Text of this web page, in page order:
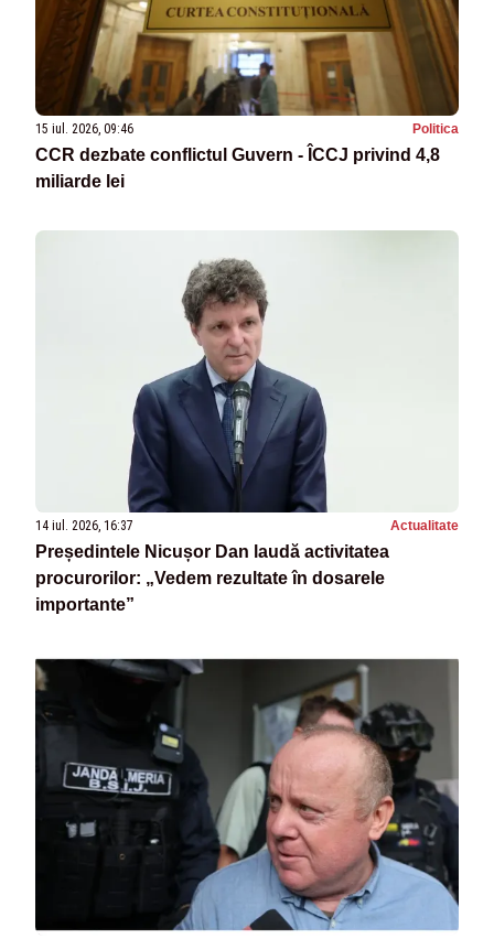
15 iul. 2026, 09:46 Politica
CCR dezbate conflictul Guvern - ÎCCJ privind 4,8
miliarde lei
14 iul. 2026, 16:37 Actualitate
Președintele Nicușor Dan laudă activitatea
procurorilor: „Vedem rezultate în dosarele
importante”